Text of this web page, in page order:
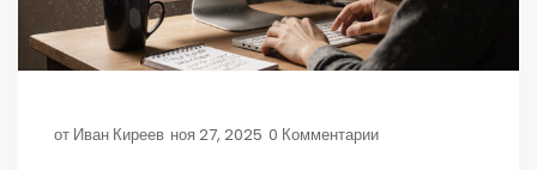
от Иван Киреев ноя 27, 2025 0 Комментарии